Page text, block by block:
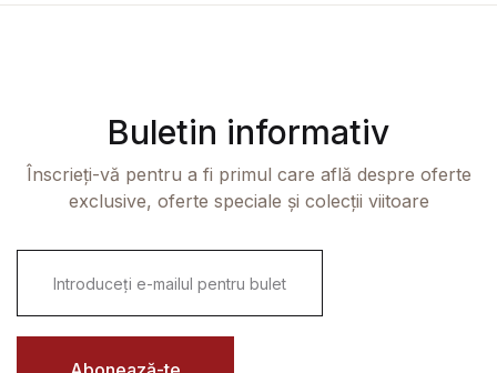
Buletin informativ
Înscrieți-vă pentru a fi primul care află despre oferte
exclusive, oferte speciale și colecții viitoare
i
l